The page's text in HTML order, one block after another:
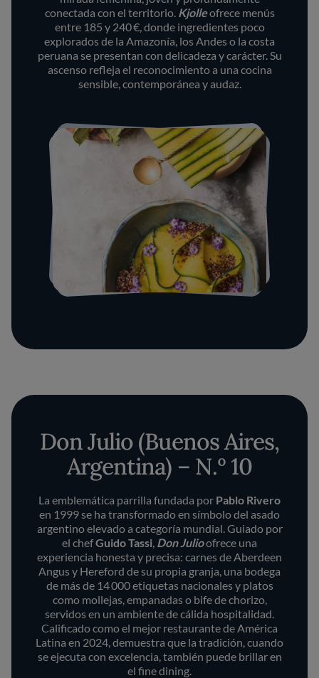
conectada con el territorio. Kjolleofrece menús
entre 185 y 240 €, donde ingredientes poco
explorados de la Amazonía, los Andes o la costa
peruana se presentan con delicadeza y carácter. Su
ascenso refleja el reconocimiento a una cocina
sensible, contemporánea y audaz.
Don Julio (Buenos Aires,
Argentina) – N.º 10
La emblemática parrilla fundada por Pablo Rivero
en 1999 se ha transformado en símbolo del asado
argentino elevado a categoría mundial. Guiado por
el chefGuido Tassi Don Julioofrece una
experiencia honesta y precisa: carnes de Aberdeen
Angus y Hereford de su propia granja, una bodega
de más de 14 000 etiquetas nacionales y platos
como mollejas, empanadas o bife de chorizo,
servidos en un ambiente de cálida hospitalidad.
Calificado como el mejor restaurante de América
Latina en 2024, demuestra que la tradición, cuando
se ejecuta con excelencia, también puede brillar en
el fine dining.